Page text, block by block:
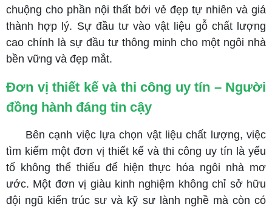
chuộng cho phần nội thất bởi vẻ đẹp tự nhiên và giá
thành hợp lý. Sự đầu tư vào vật liệu gỗ chất lượng
cao chính là sự đầu tư thông minh cho một ngôi nhà
bền vững và đẹp mắt.
Đơn vị thiết kế và thi công uy tín – Người
đồng hành đáng tin cậy
Bên cạnh việc lựa chọn vật liệu chất lượng, việc
tìm kiếm một đơn vị thiết kế và thi công uy tín là yếu
tố không thể thiếu để hiện thực hóa ngôi nhà mơ
ước. Một đơn vị giàu kinh nghiệm không chỉ sở hữu
đội ngũ kiến trúc sư và kỹ sư lành nghề mà còn có